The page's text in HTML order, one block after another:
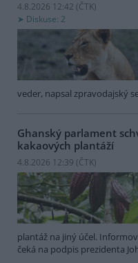
4.8.2026 12:42 (ČTK)
Diskuse: 2
veder, napsal zpravodajský
Ghanský parlament
kakaových plantáží
4.8.2026 12:39 (ČTK)
plantáž na jiný účel.
čeká na podpis prezidenta